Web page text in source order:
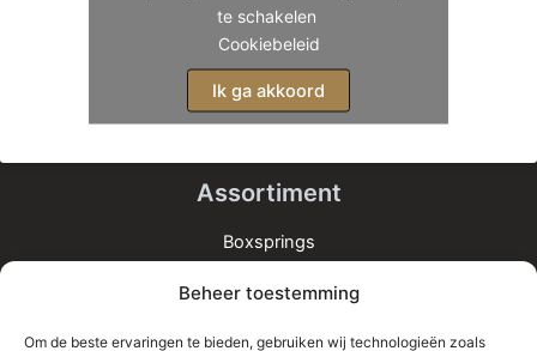
Beheer toestemming
Om de beste ervaringen te bieden, gebruiken wij technologieën zoals
te schakelen
Cookiebeleid
Ik ga akkoord
Assortiment
Boxsprings
Bedden